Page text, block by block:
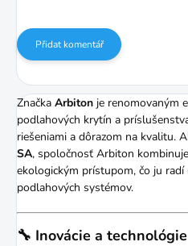
Přidat komentář
Značka Arbiton je renomovaným
podlahových krytín a
riešeniami a dôrazom na kvalitu.
SA, spoločnosť Arbiton
ekologickým prístupom, čo ju
podlahových systémov.
🔧 Inovácie a technológie